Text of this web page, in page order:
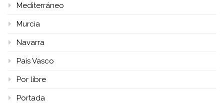
Mediterráneo
Murcia
Navarra
País Vasco
Por libre
Portada